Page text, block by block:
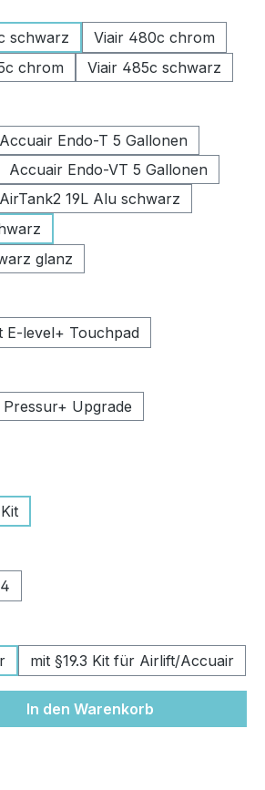
schwarz
Viair 480c chrom
chrom Viair 485c schwarz
Accuair Endo-T 5 Gallonen
Accuair Endo-VT 5 Gallonen
AirTank2 19L Alu schwarz
glanz
E-level+ Touchpad
Upgrade
mit §19.3 Kit für Airlift/Accuair
gewünschten Wert
In den Warenkorb